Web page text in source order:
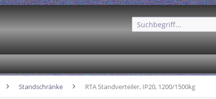
Standschränke RTA Standverteiler, IP20, 1200/1500kg